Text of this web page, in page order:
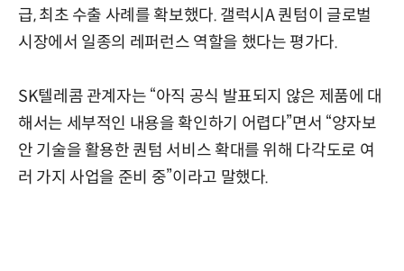
급, 최초 수출 사례를 확보했다. 갤럭시A 퀀텀이 글로벌
시장에서 일종의 레퍼런스 역할을 했다는 평가다.
SK텔레콤 관계자는 “아직 공식 발표되지 않은 제품에 대
해서는 세부적인 내용을 확인하기 어렵다”면서 “양자보
안 기술을 활용한 퀀텀 서비스 확대를 위해 다각도로 여
러 가지 사업을 준비 중”이라고 말했다.